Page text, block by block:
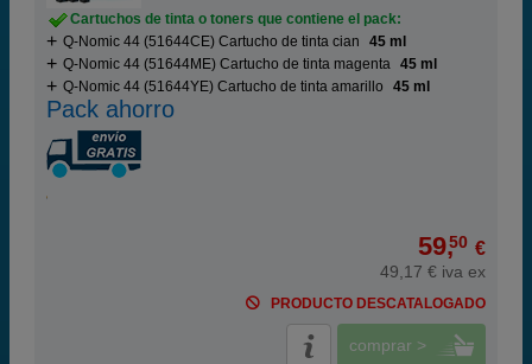
Cartuchos de tinta o toners que contiene el pack:
Q-Nomic 44 (51644CE) Cartucho de tinta cian
45 ml
Q-Nomic 44 (51644ME) Cartucho de tinta magenta 45 ml
Q-Nomic 44 (51644YE) Cartucho de tinta amarillo
45 ml
Pack ahorro
59,50 €
49,17 € iva ex
PRODUCTO DESCATALOGADO
comprar >